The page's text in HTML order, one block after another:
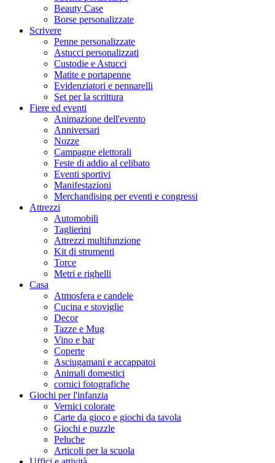
Beauty Case
Borse personalizzate
Scrivere
Penne personalizzate
Astucci personalizzati
Custodie e Astucci
Matite e portapenne
Evidenziatori e pennarelli
Set per la scrittura
Fiere ed eventi
Animazione dell'evento
Anniversari
Nozze
Campagne elettorali
Feste di addio al celibato
Eventi sportivi
Manifestazioni
Merchandising per eventi e congressi
Attrezzi
Automobili
Taglierini
Attrezzi multifunzione
Kit di strumenti
Torce
Metri e righelli
Casa
Atmosfera e candele
Cucina e stoviglie
Decor
Tazze e Mug
Vino e bar
Coperte
Asciugamani e accappatoi
Animali domestici
cornici fotografiche
Giochi per l'infanzia
Vernici colorate
Carte da gioco e giochi da tavola
Giochi e puzzle
Peluche
Articoli per la scuola